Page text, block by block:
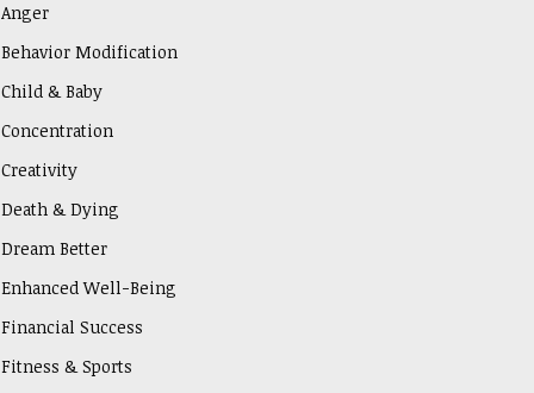
Anger
Behavior Modification
Child & Baby
Concentration
Creativity
Death & Dying
Dream Better
Enhanced Well-Being
Financial Success
Fitness & Sports